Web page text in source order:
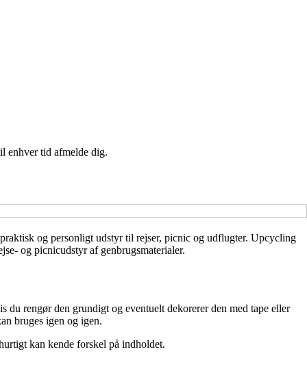
enhver tid afmelde dig.
og personligt udstyr til rejser, picnic og udflugter. Upcycling
og picnicudstyr af genbrugsmaterialer.
rengør den grundigt og eventuelt dekorerer den med tape eller
bruges igen og igen.
kan kende forskel på indholdet.